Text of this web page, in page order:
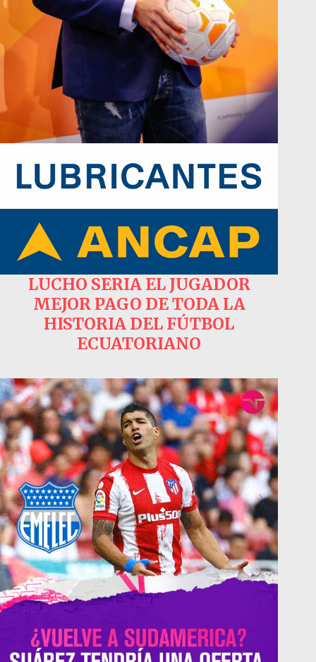
LUCHO SERIA EL JUGADOR
MEJOR PAGO DE TODA LA
HISTORIA DEL FÚTBOL
ECUATORIANO